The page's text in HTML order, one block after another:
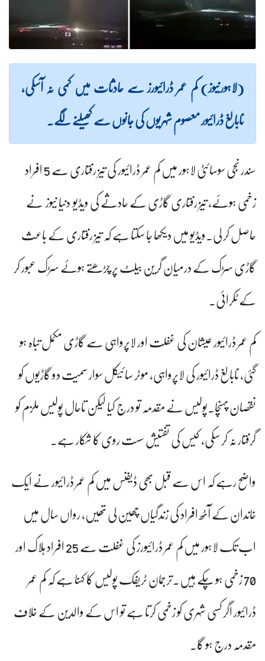
(لاہورنیوز) کم عمر ڈرائیورز سے حادثات میں کمی نہ آسکی،
نابالغ ڈرائیور معصوم شہریوں کی جانوں سے کھیلنے لگے۔
سندر نجی سوسائٹی لاہور میں کم عمر ڈرائیور کی تیز رفتاری سے 5 افراد
زخمی ہوئے، تیز رفتاری گاڑی کے حادثے کی ویڈیو دنیا نیوز نے
حاصل کر لی۔ویڈیو میں دیکھا جا سکتا ہے کہ تیز رفتاری کے باعث
گاڑی سڑک کے درمیان گرین بیلٹ پر چڑھتے ہوئے سڑک عبور کر
کے ٹکرائی۔
کم عمر ڈرائیور عیشان کی غفلت اور لاپرواہی سے گاڑی مکمل تباہ ہو
گئی، نابالغ ڈرائیور کی لاپرواہی، موٹر سائیکل سوار سمیت دو گاڑیوں کو
نقصان پہنچا۔پولیس نے مقدمہ تو درج کیا لیکن تاحال پولیس ملزم کو
گرفتار نہ کر سکی، کیس کی تفتیش سست روی کا شکار ہے۔
واضح رہے کہ اس سے قبل بھی ڈیفنس میں کم عمر ڈرائیور نے ایک
خاندان کے آٹھ افراد کی زندگیاں چھین لی تھیں، رواں سال میں
اب تک لاہور میں کم عمر ڈرائیورز کی غفلت سے 25 افراد ہلاک اور
70 زخمی ہو چکے ہیں۔ترجمان ٹریفک پولیس کا کہنا ہے کہ کم عمر
ڈرائیور اگر کسی شہری کو زخمی کرتا ہے تو اس کے والدین کے خلاف
مقدمہ درج ہو گا۔